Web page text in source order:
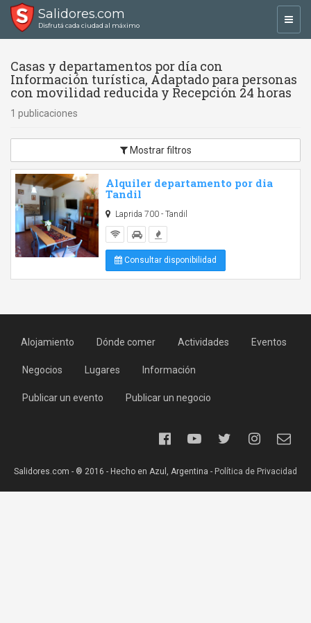
Salidores.com
Disfrutá cada ciudad al máximo
Casas y departamentos por día con
Información turística, Adaptado para personas
con movilidad reducida y Recepción 24 horas
1 publicaciones
Mostrar filtros
Alquiler departamento por dia
Tandil
Laprida 700 - Tandil
Consultar disponibilidad
Alojamiento Dónde comer Actividades Eventos
Negocios Lugares Información
Publicar un evento Publicar un negocio
Salidores.com - ® 2016 - Hecho en Azul, Argentina - Política de Privacidad